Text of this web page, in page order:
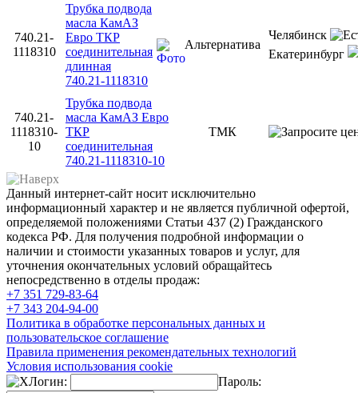
740.21-
1118310
Трубка подвода
масла КамАЗ
Евро ТКР
соединительная
длинная
740.21-1118310
Альтернатива
Челябинск
Екатеринбург
740.21-
1118310-
10
Трубка подвода
масла КамАЗ Евро
ТКР
соединительная
740.21-1118310-10
ТМК
Данный интернет-сайт носит исключительно
информационный характер и не является публичной офертой,
определяемой положениями Статьи 437 (2) Гражданского
кодекса РФ. Для получения подробной информации о
наличии и стоимости указанных товаров и услуг, для
уточнения окончательных условий обращайтесь
непосредственно в отделы продаж:
+7 351 729-83-64
+7 343 204-94-00
Политика в обработке персональных данных и
пользовательское соглашение
Правила применения рекомендательных технологий
Условия использования cookie
Логин:
Пароль: